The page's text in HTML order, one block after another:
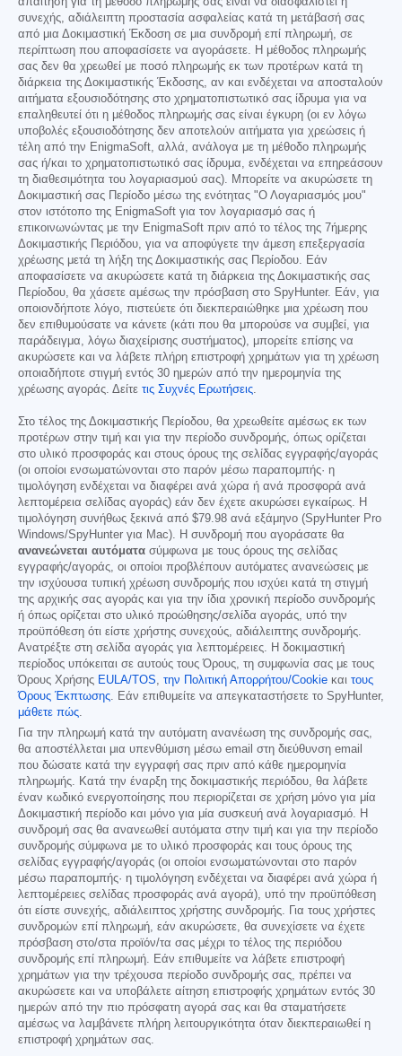
συνεχής, αδιάλειπτη προστασία ασφαλείας κατά τη μετάβασή σας
από μια Δοκιμαστική Έκδοση σε μια συνδρομή επί πληρωμή, σε
περίπτωση που αποφασίσετε να αγοράσετε. Η μέθοδος πληρωμής
σας δεν θα χρεωθεί με ποσό πληρωμής εκ των προτέρων κατά τη
διάρκεια της Δοκιμαστικής Έκδοσης, αν και ενδέχεται να αποσταλούν
αιτήματα εξουσιοδότησης στο χρηματοπιστωτικό σας ίδρυμα για να
επαληθευτεί ότι η μέθοδος πληρωμής σας είναι έγκυρη (οι εν λόγω
υποβολές εξουσιοδότησης δεν αποτελούν αιτήματα για χρεώσεις ή
τέλη από την EnigmaSoft, αλλά, ανάλογα με τη μέθοδο πληρωμής
σας ή/και το χρηματοπιστωτικό σας ίδρυμα, ενδέχεται να επηρεάσουν
τη διαθεσιμότητα του λογαριασμού σας). Μπορείτε να ακυρώσετε τη
Δοκιμαστική σας Περίοδο μέσω της ενότητας "Ο Λογαριασμός μου"
στον ιστότοπο της EnigmaSoft για τον λογαριασμό σας ή
επικοινωνώντας με την EnigmaSoft πριν από το τέλος της 7ήμερης
Δοκιμαστικής Περιόδου, για να αποφύγετε την άμεση επεξεργασία
χρέωσης μετά τη λήξη της Δοκιμαστικής σας Περίοδου. Εάν
αποφασίσετε να ακυρώσετε κατά τη διάρκεια της Δοκιμαστικής σας
Περίοδου, θα χάσετε αμέσως την πρόσβαση στο SpyHunter. Εάν, για
οποιονδήποτε λόγο, πιστεύετε ότι διεκπεραιώθηκε μια χρέωση που
δεν επιθυμούσατε να κάνετε (κάτι που θα μπορούσε να συμβεί, για
παράδειγμα, λόγω διαχείρισης συστήματος), μπορείτε επίσης να
ακυρώσετε και να λάβετε πλήρη επιστροφή χρημάτων για τη χρέωση
οποιαδήποτε στιγμή εντός 30 ημερών από την ημερομηνία της
χρέωσης αγοράς. Δείτε τις Συχνές Ερωτήσεις
Στο τέλος της Δοκιμαστικής Περίοδου, θα χρεωθείτε αμέσως εκ των
προτέρων στην τιμή και για την περίοδο συνδρομής, όπως ορίζεται
στο υλικό προσφοράς και στους όρους της σελίδας εγγραφής/αγοράς
(οι οποίοι ενσωματώνονται στο παρόν μέσω παραπομπής· η
τιμολόγηση ενδέχεται να διαφέρει ανά χώρα ή ανά προσφορά ανά
λεπτομέρεια σελίδας αγοράς) εάν δεν έχετε ακυρώσει εγκαίρως. Η
τιμολόγηση συνήθως ξεκινά από $79.98 ανά εξάμηνο (SpyHunter Pro
Windows/SpyHunter για Mac). Η συνδρομή που αγοράσατε θα
ανανεώνεται αυτόματα σύμφωνα με τους όρους της σελίδας
εγγραφής/αγοράς, οι οποίοι προβλέπουν αυτόματες ανανεώσεις με
την ισχύουσα τυπική χρέωση συνδρομής που ισχύει κατά τη στιγμή
της αρχικής σας αγοράς και για την ίδια χρονική περίοδο συνδρομής
ή όπως ορίζεται στο υλικό προώθησης/σελίδα αγοράς, υπό την
προϋπόθεση ότι είστε χρήστης συνεχούς, αδιάλειπτης συνδρομής.
Ανατρέξτε στη σελίδα αγοράς για λεπτομέρειες. Η δοκιμαστική
περίοδος υπόκειται σε αυτούς τους Όρους, τη συμφωνία σας με τους
Όρους Χρήσης EULA/TOS την Πολιτική Απορρήτου/Cookie και τους
Όρους Έκπτωσης . Εάν επιθυμείτε να απεγκαταστήσετε το SpyHunter,
μάθετε πώς
Για την πληρωμή κατά την αυτόματη ανανέωση της συνδρομής σας,
θα αποστέλλεται μια υπενθύμιση μέσω email στη διεύθυνση email
που δώσατε κατά την εγγραφή σας πριν από κάθε ημερομηνία
πληρωμής. Κατά την έναρξη της δοκιμαστικής περιόδου, θα λάβετε
έναν κωδικό ενεργοποίησης που περιορίζεται σε χρήση μόνο για μία
Δοκιμαστική περίοδο και μόνο για μία συσκευή ανά λογαριασμό. Η
συνδρομή σας θα ανανεωθεί αυτόματα στην τιμή και για την περίοδο
συνδρομής σύμφωνα με το υλικό προσφοράς και τους όρους της
σελίδας εγγραφής/αγοράς (οι οποίοι ενσωματώνονται στο παρόν
μέσω παραπομπής· η τιμολόγηση ενδέχεται να διαφέρει ανά χώρα ή
λεπτομέρειες σελίδας προσφοράς ανά αγορά), υπό την προϋπόθεση
ότι είστε συνεχής, αδιάλειπτος χρήστης συνδρομής. Για τους χρήστες
συνδρομών επί πληρωμή, εάν ακυρώσετε, θα συνεχίσετε να έχετε
πρόσβαση στο/στα προϊόν/τα σας μέχρι το τέλος της περιόδου
συνδρομής επί πληρωμή. Εάν επιθυμείτε να λάβετε επιστροφή
χρημάτων για την τρέχουσα περίοδο συνδρομής σας, πρέπει να
ακυρώσετε και να υποβάλετε αίτηση επιστροφής χρημάτων εντός 30
ημερών από την πιο πρόσφατη αγορά σας και θα σταματήσετε
αμέσως να λαμβάνετε πλήρη λειτουργικότητα όταν διεκπεραιωθεί η
επιστροφή χρημάτων σας.